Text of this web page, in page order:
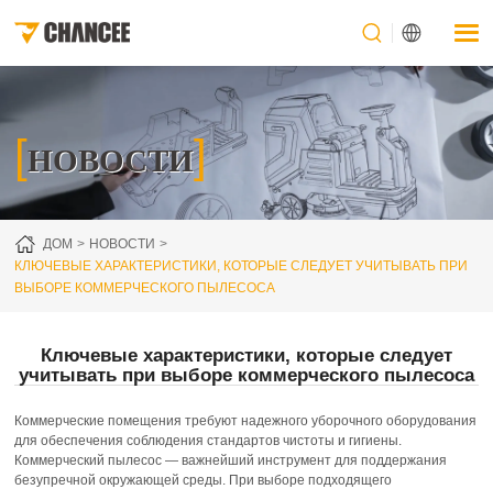
[НОВОСТИ]
ДОМ
НОВОСТИ
КЛЮЧЕВЫЕ ХАРАКТЕРИСТИКИ, КОТОРЫЕ СЛЕДУЕТ УЧИТЫВАТЬ ПРИ
ВЫБОРЕ КОММЕРЧЕСКОГО ПЫЛЕСОСА
Ключевые характеристики, которые следует
учитывать при выборе коммерческого пылесоса
Коммерческие помещения требуют надежного уборочного оборудования
для обеспечения соблюдения стандартов чистоты и гигиены.
Коммерческий пылесос — важнейший инструмент для поддержания
безупречной окружающей среды. При выборе подходящего